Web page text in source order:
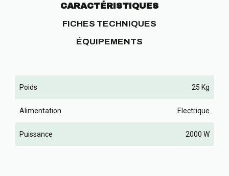
CARACTÉRISTIQUES
FICHES TECHNIQUES
ÉQUIPEMENTS
Poids 25 Kg
Alimentation Electrique
Puissance 2000 W